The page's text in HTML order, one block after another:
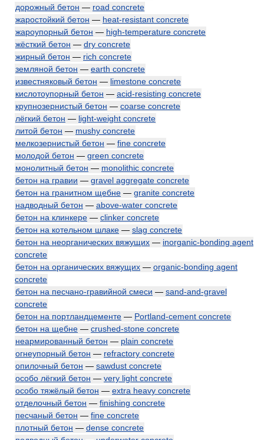
дорожный бетон — road concrete
жаростойкий бетон — heat-resistant concrete
жароупорный бетон — high-temperature concrete
жёсткий бетон — dry concrete
жирный бетон — rich concrete
земляной бетон — earth concrete
известняковый бетон — limestone concrete
кислотоупорный бетон — acid-resisting concrete
крупнозернистый бетон — coarse concrete
лёгкий бетон — light-weight concrete
литой бетон — mushy concrete
мелкозернистый бетон — fine concrete
молодой бетон — green concrete
монолитный бетон — monolithic concrete
бетон на гравии — gravel aggregate concrete
бетон на гранитном щебне — granite concrete
надводный бетон — above-water concrete
бетон на клинкере — clinker concrete
бетон на котельном шлаке — slag concrete
бетон на неорганических вяжущих — inorganic-bonding agent
concrete
бетон на органических вяжущих — organic-bonding agent
concrete
бетон на песчано-гравийной смеси — sand-and-gravel
concrete
бетон на портландцементе — Portland-cement concrete
бетон на щебне — crushed-stone concrete
неармированный бетон — plain concrete
огнеупорный бетон — refractory concrete
опилочный бетон — sawdust concrete
особо лёгкий бетон — very light concrete
особо тяжёлый бетон — extra heavy concrete
отделочный бетон — finishing concrete
песчаный бетон — fine concrete
плотный бетон — dense concrete